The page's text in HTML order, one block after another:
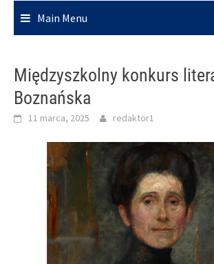
Main Menu
Międzyszkolny konkurs
Boznańska
11 marca, 2025 redaktor1